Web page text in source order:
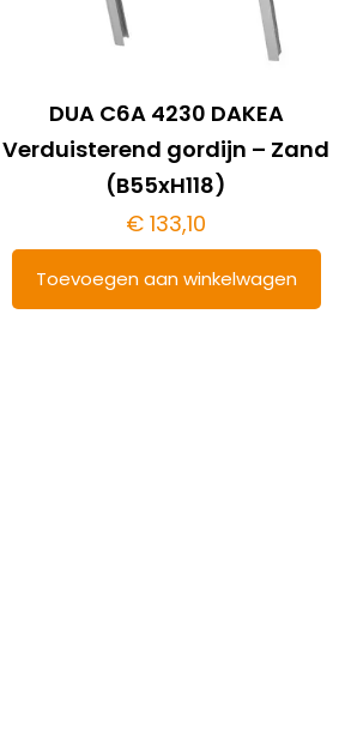
DUA C6A 4230 DAKEA
Verduisterend gordijn – Zand
(B55xH118)
€ 133,10
Toevoegen aan winkelwagen